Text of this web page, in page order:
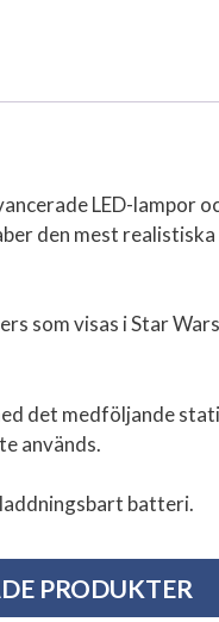
LED-lampor
den mest
som visas i Star
det medföljande
används.
batteri.
PRODUKTER